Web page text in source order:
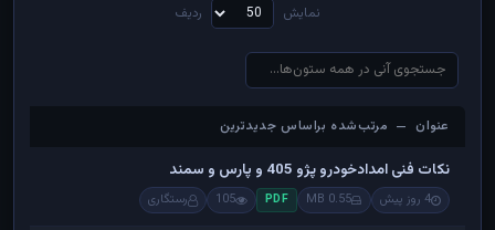
نمایش ردیف
عنوان — مرتب‌شده براساس جدیدترین
عنوان — مرتب‌شده براساس جدیدترین
نکات فنی امدادخودرو پژو 405 و پارس و سمند
4 روز پیش 0.55 MB
PDF
105 رستگاری